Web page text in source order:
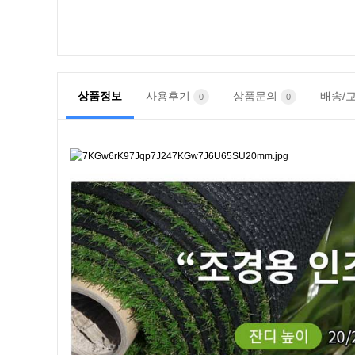
상품정보 사용후기 0 상품문의 0 배송/